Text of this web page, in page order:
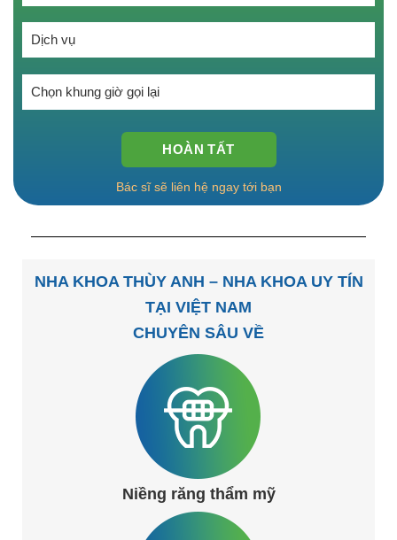
Bác sĩ sẽ liên hệ ngay tới bạn
NHA KHOA THÙY ANH – NHA KHOA UY TÍN
TẠI VIỆT NAM
CHUYÊN SÂU VỀ
Niềng răng thẩm mỹ